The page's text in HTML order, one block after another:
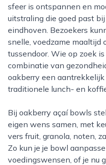
sfeer is ontspannen en
uitstraling die goed past
eindhoven. Bezoekers
snelle, voedzame maaltijd
tussendoor. Wie op zoek
combinatie van
oakberry een
traditionele lunch- en
Bij oakberry açaí bowls stel je je bowl volledig naar
eigen wens samen, met
vers fruit, granola, noten,
Zo kun je je bowl
voedingswensen, of je nu